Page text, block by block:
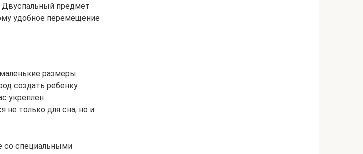
Двуспальный предмет
удобное перемещение
размеры.
создать ребенку
укреплен
не только для сна, но и
со специальными